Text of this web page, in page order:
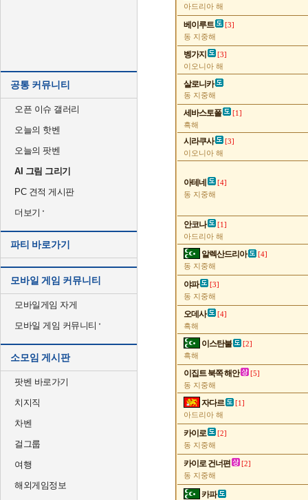
공통 커뮤니티
오픈 이슈 갤러리
오늘의 핫벤
오늘의 팟벤
AI 그림 그리기
PC 견적 게시판
더보기
파티 바로가기
모바일 게임 커뮤니티
모바일게임 자게
모바일 게임 커뮤니티
소모임 게시판
팟벤 바로가기
치지직
차벤
걸그룹
여행
해외게임정보
아드리아 해
베이루트 [3]
동 지중해
벵가지 [3]
이오니아 해
살로니카
동 지중해
세바스토폴 [1]
흑해
시라쿠사 [3]
이오니아 해
아테네 [4]
동 지중해
안코나 [1]
아드리아 해
알렉산드리아 [4]
동 지중해
야파 [3]
동 지중해
오데사 [4]
흑해
이스탄불 [2]
흑해
이집트 북쪽 해안 [5]
동 지중해
자다르 [1]
아드리아 해
카이로 [2]
동 지중해
카이로 건너편 [2]
동 지중해
카파